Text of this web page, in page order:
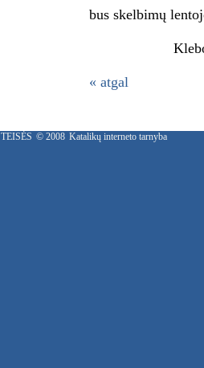
bus skelbimų
« atgal
TEISĖS © 2008 Katalikų interneto tarnyba